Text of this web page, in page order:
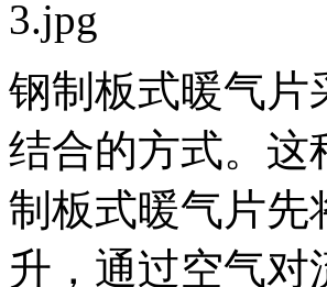
钢制板式暖气片
结合的方式。这
制板式暖气片先
升，通过空气对